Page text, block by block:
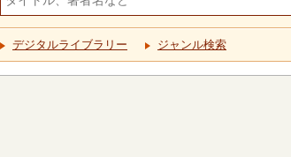
デジタルライブラリー ジャンル検索